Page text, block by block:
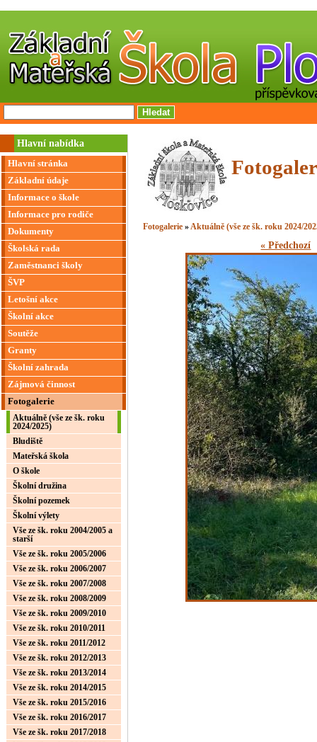
Hlavní nabídka
Hlavní stránka
Základní údaje
Informace o škole
Informace pro rodiče
Dokumenty
Školská rada
Zaměstnanci školy
ŠVP
Letošní akce
Školní akce
Soutěže
Granty
Školní zahrada
Zájmová činnost
Fotogalerie
Aktuálně (vše ze šk. roku
2024/2025)
Bludiště
Mateřská škola
O škole
Školní družina
Školní pozemek
Školní výlety
Vše ze šk. roku 2004/2005 a
starší
Vše ze šk. roku 2005/2006
Vše ze šk. roku 2006/2007
Vše ze šk. roku 2007/2008
Vše ze šk. roku 2008/2009
Vše ze šk. roku 2009/2010
Vše ze šk. roku 2010/2011
Vše ze šk. roku 2011/2012
Vše ze šk. roku 2012/2013
Vše ze šk. roku 2013/2014
Vše ze šk. roku 2014/2015
Vše ze šk. roku 2015/2016
Vše ze šk. roku 2016/2017
Vše ze šk. roku 2017/2018
Fotogalerie »Aktuálně (vše ze šk. roku 2024/
« Předchozí